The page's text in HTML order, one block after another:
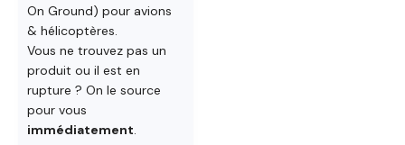
On Ground) pour avions
& hélicoptères.
Vous ne trouvez pas un
produit ou il est en
rupture ? On le source
pour vous
immédiatement.